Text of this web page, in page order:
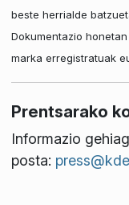
beste herrialde
Dokumentazio
marka erregistratuak
Prentsarako
Informazio
posta: